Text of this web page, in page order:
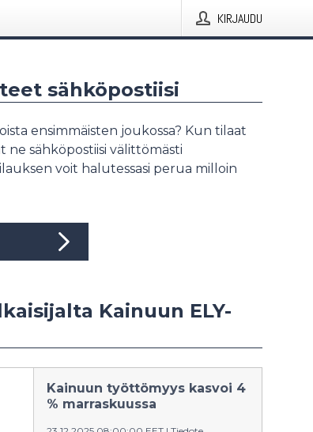
KIRJAUDU
sähköpostiisi
ensimmäisten joukossa? Kun tilaat
ne sähköpostiisi välittömästi
voit halutessasi perua milloin
Kainuun ELY-
Kainuun työttömyys kasvoi 4
% marraskuussa